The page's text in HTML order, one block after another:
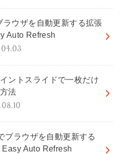
ラウザを自動更新する拡張
Auto Refresh
ントスライドで一枚だけ
法
ブラウザを自動更新する
Easy Auto Refresh